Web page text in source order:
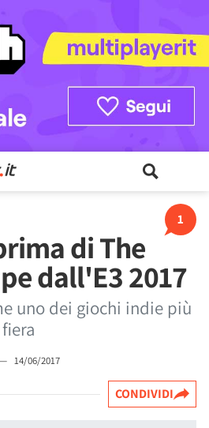
1
di The
dall'E3 2017
uno dei giochi indie più
— 14/06/2017
CONDIVIDI